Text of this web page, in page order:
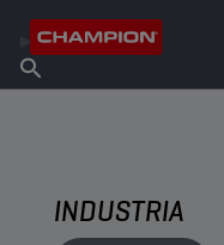
Informazioni su Champion
Trova un punto vendita
INDUSTRIA